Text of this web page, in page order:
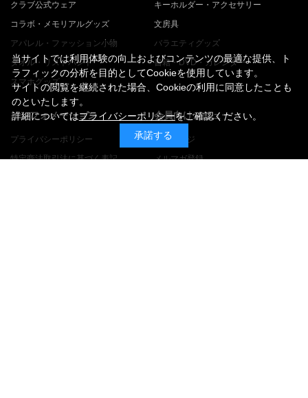
クラブ公式ウェア
キーホルダー・アクセサリー
コラボ・メモリアルグッズ
文房具
アパレル・ファッション小物
バラエティグッズ
タオル・リストバンド
書籍・DVD・カレンダー
スマホグッズ
インフォメーション
プライバシーポリシー
特定商法取引法に基づく表記
会員向けメニュー
マイページ
メルマガ登録
当サイトでは利用体験の向上およびコンテンツの最適な提供、ト
ラフィックの分析を目的としてCookieを使用しています。
サイトの閲覧を継続された場合、Cookieの利用に同意したことも
のといたします。
詳細についてはプライバシーポリシーをご確認ください。
承諾する